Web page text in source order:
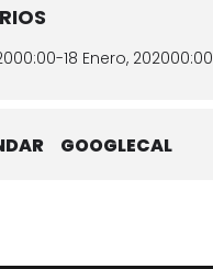
00:00-18 Enero, 202000:00
GOOGLECAL